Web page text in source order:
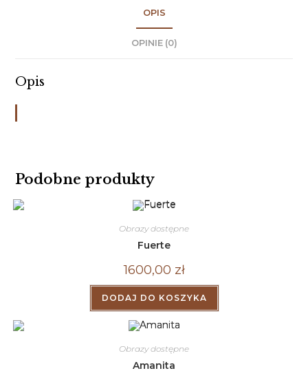
OPIS
OPINIE (0)
Opis
Podobne produkty
Obrazy dostępne
Fuerte
1600,00 zł
DODAJ DO KOSZYKA
Obrazy dostępne
Amanita